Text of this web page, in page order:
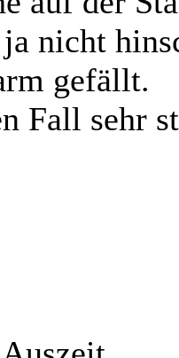
nicht
gefällt.
Fall sehr